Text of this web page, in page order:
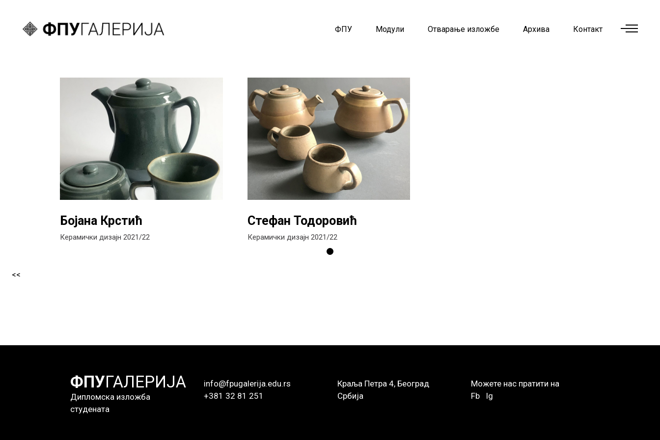
ФПУ Модули Отварање изложбе Архива Контакт
Бојана Крстић
Керамички дизајн 2021/22
Стефан Тодоровић
Керамички дизајн 2021/22
<<
ФПУГАЛЕРИЈА
Дипломска изложба
студената
info@fpugalerija.edu.rs
+381 32 81 251
Краља Петра 4, Београд
Србија
Можете нас пратити на
Fb
Ig